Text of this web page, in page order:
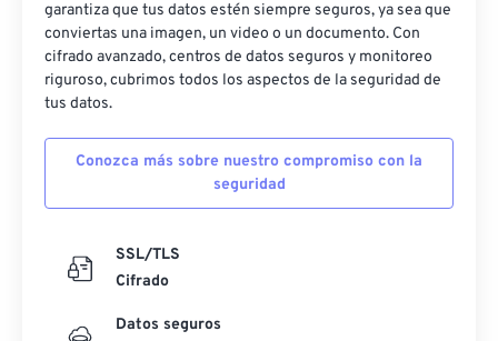
garantiza que tus datos estén siempre seguros, ya sea que
conviertas una imagen, un video o un documento. Con
cifrado avanzado, centros de datos seguros y monitoreo
riguroso, cubrimos todos los aspectos de la seguridad de
tus datos.
Conozca más sobre nuestro compromiso con la
seguridad
SSL/TLS
Cifrado
Datos seguros